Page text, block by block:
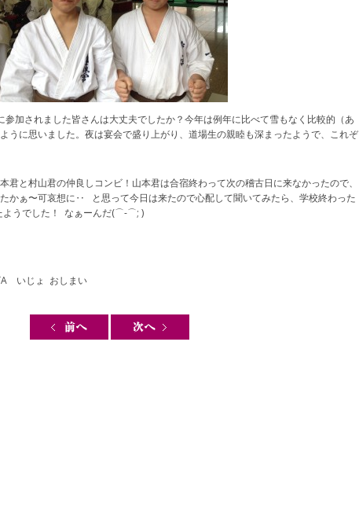
参加されました皆さんは大丈夫でしたか？今年は例年に比べて雪もなく比較的（あ
うに思いました。夜は宴会で盛り上がり、道場生の親睦も深まったようで、これぞ
君と村山君の仲良しコンビ！山本君は合宿終わって次の稽古日に来なかったので、
かぁ〜可哀想に‥ と思って今日は来たので心配して聞いてみたら、学校終わった
ようでした！ なぁーんだ(⌒-⌒; )
いじょ おしまい